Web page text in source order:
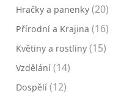
Hračky a panenky (20)
Přírodní a Krajina (16)
Květiny a rostliny (15)
Vzdělání (14)
Dospělí (12)